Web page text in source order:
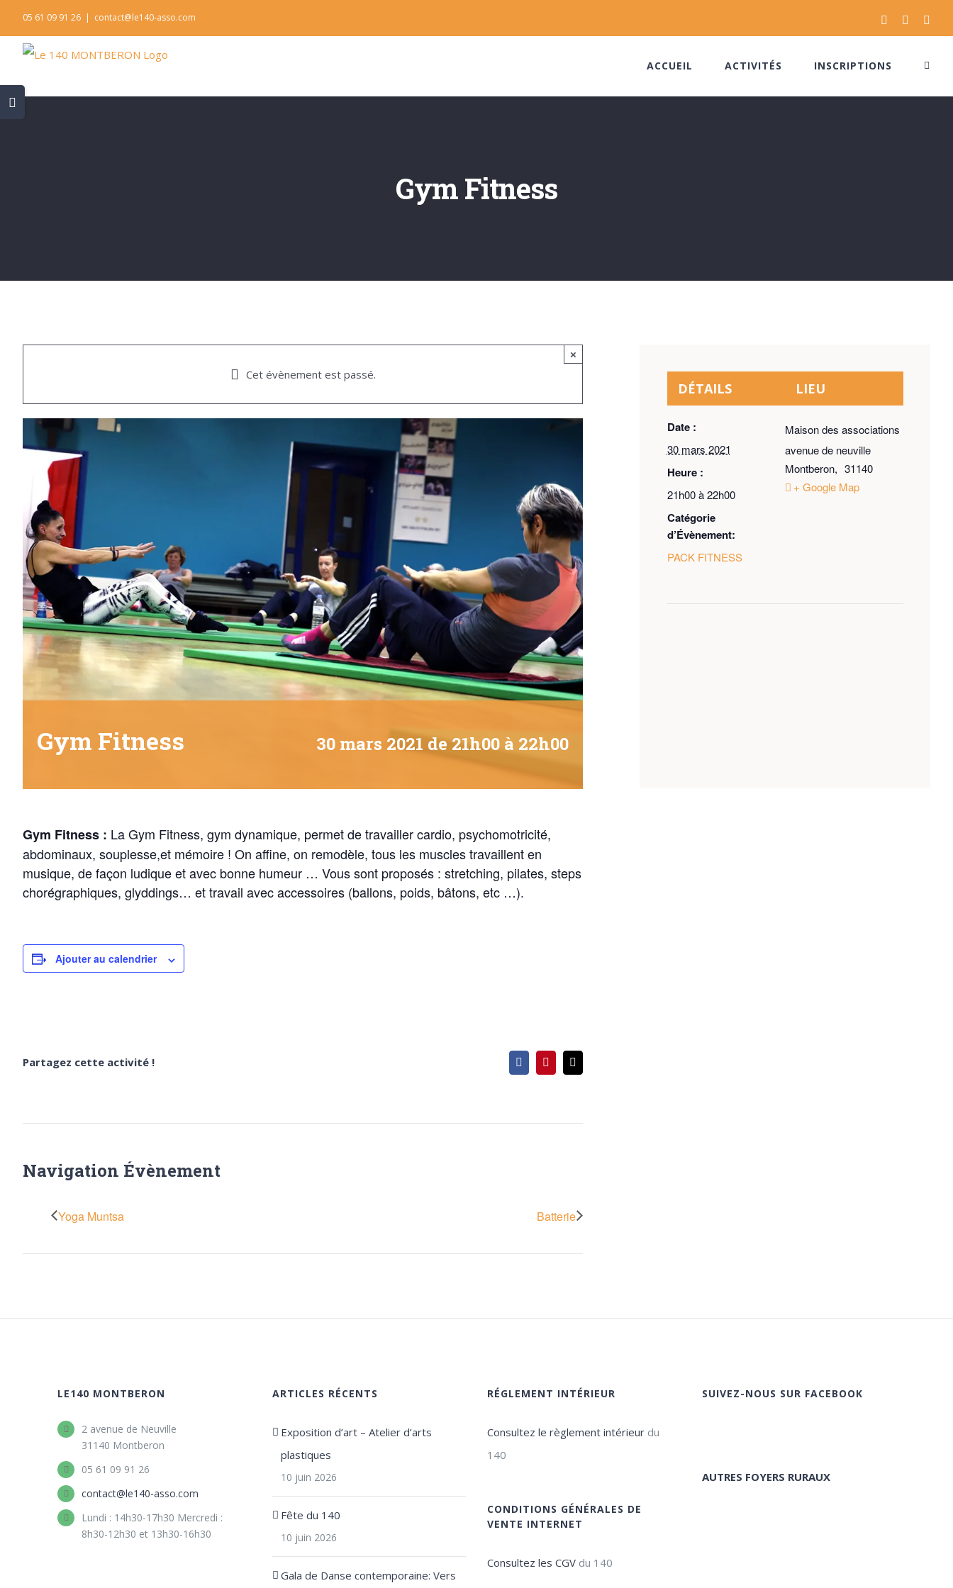
to
content
05 61 09 91 26 | contact@le140-asso.com FacebookInstagram
ACCUEIL ACTIVITÉS INSCRIPTIONS
Gym Fitness
×
Cet évènement est passé.
Gym Fitness 30 mars 2021 de 21h00 à 22h00
Gym Fitness : La Gym Fitness, gym dynamique, permet de travailler cardio, psychomotricité,
abdominaux, souplesse,et mémoire ! On affine, on remodèle, tous les muscles travaillent en
musique, de façon ludique et avec bonne humeur … Vous sont proposés : stretching, pilates, steps
chorégraphiques, glyddings… et travail avec accessoires (ballons, poids, bâtons, etc …).
Ajouter au calendrier
Partagez cette activité ! FacebookPinterest
Navigation Évènement
Yoga Muntsa Batterie
DÉTAILS
Date :
30 mars 2021
Heure :
21h00 à 22h00
Catégorie
d’Évènement:
PACK FITNESS
LIEU
Maison des associations
avenue de neuville
Montberon, 31140
+ Google Map
LE140 MONTBERON
2 avenue de Neuville
31140 Montberon
05 61 09 91 26
contact@le140-asso.com
Lundi : 14h30-17h30 Mercredi :
8h30-12h30 et 13h30-16h30
ARTICLES RÉCENTS
Exposition d’art – Atelier d’arts
plastiques
10 juin 2026
Fête du 140
10 juin 2026
Gala de Danse contemporaine: Vers
RÉGLEMENT INTÉRIEUR
Consultez le règlement intérieurdu
140
CONDITIONS GÉNÉRALES DE
VENTE INTERNET
Consultez les CGVdu 140
SUIVEZ-NOUS SUR FACEBOOK
AUTRES FOYERS RURAUX
Toggle
Sliding